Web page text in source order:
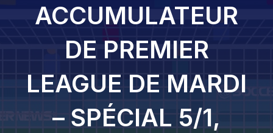
ACCUMULATEUR
DE PREMIER
LEAGUE DE MARDI
– SPÉCIAL 5/1,